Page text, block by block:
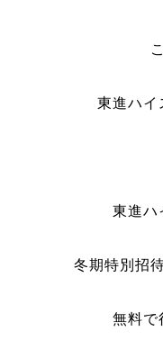
東進ハイ
東進ハ
冬期特別招
無料で